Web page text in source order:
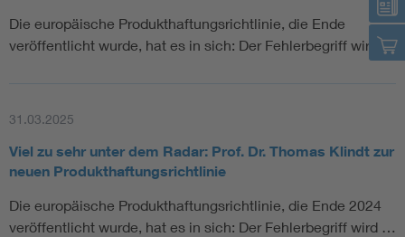
Die europäische Produkthaftungsrichtlinie, die Ende
veröffentlicht wurde, hat es in sich: Der Fehlerbegriff wird …
31.03.2025
Viel zu sehr unter dem Radar: Prof. Dr. Thomas Klindt zur
neuen Produkthaftungsrichtlinie
Die europäische Produkthaftungsrichtlinie, die Ende 2024
veröffentlicht wurde, hat es in sich: Der Fehlerbegriff wird …